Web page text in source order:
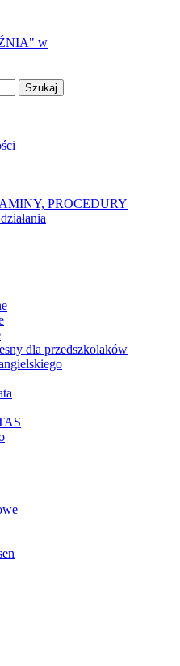
w Sułkowicach
PROCEDURY
dla przedszkolaków